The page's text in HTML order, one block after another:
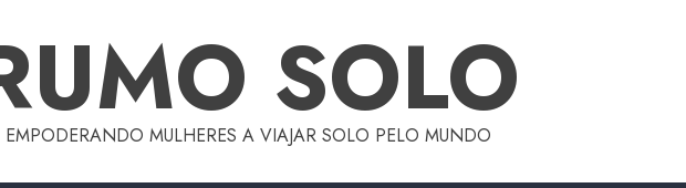
SOLO
EMPODERANDO MULHERES A VIAJAR SOLO PELO MUNDO